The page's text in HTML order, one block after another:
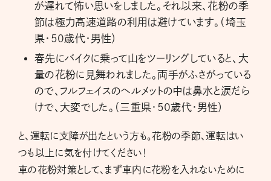
が遅れて怖い思いをしました。それ以来、花粉の季
節は極力高速道路の利用は避けています。（埼玉
県・50歳代・男性）
春先にバイクに乗って山をツーリングしていると、大
量の花粉に見舞われました。両手がふさがっている
ので、フルフェイスのヘルメットの中は鼻水と涙だら
けで、大変でした。（三重県・50歳代・男性）
と、運転に支障が出たという方も。花粉の季節、運転はい
つも以上に気を付けてください！
車の花粉対策として、まず車内に花粉を入れないために